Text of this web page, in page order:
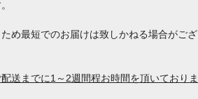
め最短でのお届けは致しかねる場合がござ
送までに1～2週間程お時間を頂いておりま